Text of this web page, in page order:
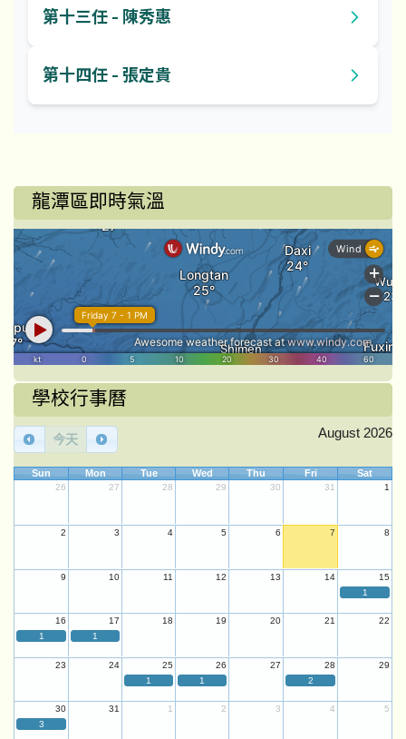
第十三任 - 陳秀惠
第十四任 - 張定貴
龍潭區即時氣溫
學校行事曆
今天 August 2026
Sun Mon Tue Wed Thu Fri Sat
26 27 28 29 30 31 1
2 3 4 5 6 7 8
9 10 11 12 13 14
15
1
16 17 18 19 20 21
22
1
1
23 24 25 26 27 28
29
1
1 2
30 31 1 2 3 4
5
3